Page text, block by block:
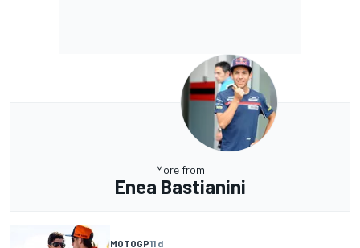
More from
Enea Bastianini
MOTOGP11 d